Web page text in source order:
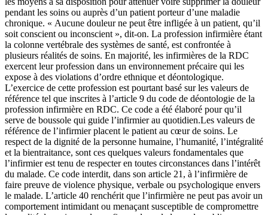
pendant les soins ou auprès d’un patient porteur d’une maladie
chronique. « Aucune douleur ne peut être infligée à un patient, qu’il
soit conscient ou inconscient », dit-on. La profession infirmière étant
la colonne vertébrale des systèmes de santé, est confrontée à
plusieurs réalités de soins. En majorité, les infirmières de la RDC
exercent leur profession dans un environnement précaire qui les
expose à des violations d’ordre ethnique et déontologique.
L’exercice de cette profession est pourtant basé sur les valeurs de
référence tel que inscrites à l’article 9 du code de déontologie de la
profession infirmière en RDC. Ce code a été élaboré pour qu’il
serve de boussole qui guide l’infirmier au quotidien.Les valeurs de
référence de l’infirmier placent le patient au cœur de soins. Le
respect de la dignité de la personne humaine, l’humanité, l’intégralité
et la bientraitance, sont ces quelques valeurs fondamentales que
l’infirmier est tenu de respecter en toutes circonstances dans l’intérêt
du malade. Ce code interdit, dans son article 21, à l’infirmière de
faire preuve de violence physique, verbale ou psychologique envers
le malade. L’article 40 renchérit que l’infirmière ne peut pas avoir un
comportement intimidant ou menaçant susceptible de compromettre